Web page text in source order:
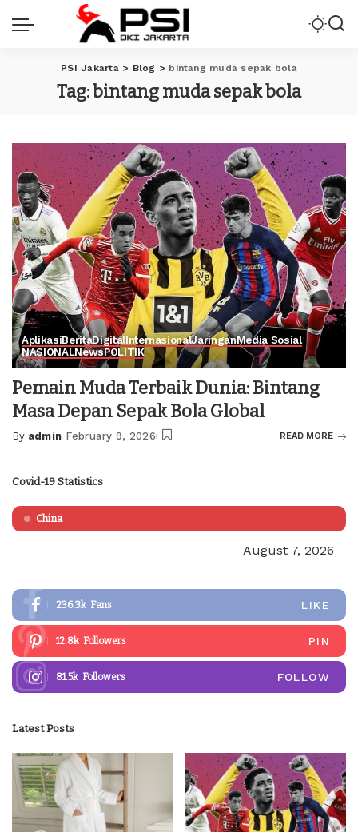
PSI Jakarta> Blog > bintang muda sepak bola
Tag:bintang muda sepak bola
AplikasiBeritaDigitalInternasionalJaringanMedia Sosial
NASIONALNewsPOLITIK
Pemain Muda Terbaik Dunia: Bintang
Masa Depan Sepak Bola Global
Posted
By admin February 9, 2026 READ MORE
Covid-19 Statistics
China
August 7, 2026
236.3k Fans LIKE
12.8k Followers PIN
81.5k Followers FOLLOW
Latest Posts